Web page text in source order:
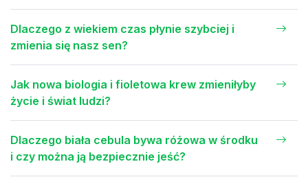
Dlaczego z wiekiem czas płynie szybciej i
zmienia się nasz sen?
Jak nowa biologia i fioletowa krew zmieniłyby
życie i świat ludzi?
Dlaczego biała cebula bywa różowa w środku
i czy można ją bezpiecznie jeść?